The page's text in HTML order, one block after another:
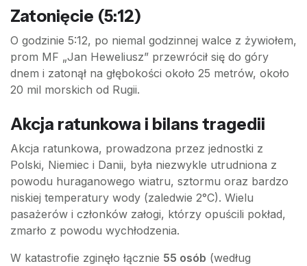
Zatonięcie (5:12)
O godzinie 5:12, po niemal godzinnej walce z żywiołem,
prom MF „Jan Heweliusz” przewrócił się do góry
dnem i zatonął na głębokości około 25 metrów, około
20 mil morskich od Rugii.
Akcja ratunkowa i bilans tragedii
Akcja ratunkowa, prowadzona przez jednostki z
Polski, Niemiec i Danii, była niezwykle utrudniona z
powodu huraganowego wiatru, sztormu oraz bardzo
niskiej temperatury wody (zaledwie 2°C). Wielu
pasażerów i członków załogi, którzy opuścili pokład,
zmarło z powodu wychłodzenia.
W katastrofie zginęło łącznie 55 osób (według